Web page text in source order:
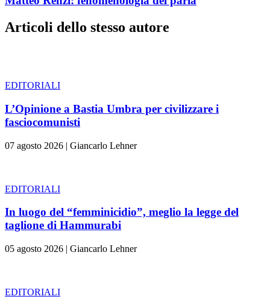
Articoli dello stesso autore
EDITORIALI
L’Opinione a Bastia Umbra per civilizzare i
fasciocomunisti
07 agosto 2026 | Giancarlo Lehner
EDITORIALI
In luogo del “femminicidio”, meglio la legge del
taglione di Hammurabi
05 agosto 2026 | Giancarlo Lehner
EDITORIALI